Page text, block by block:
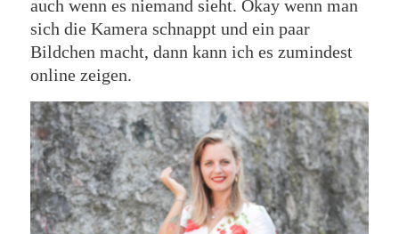
auch wenn es niemand sieht. Okay wenn man
sich die Kamera schnappt und ein paar
Bildchen macht, dann kann ich es zumindest
online zeigen.